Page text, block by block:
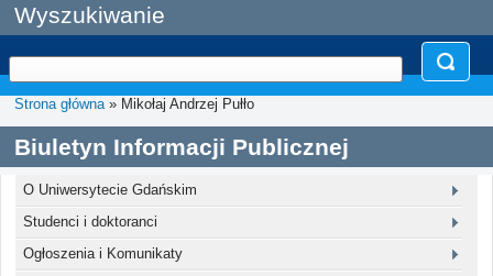
Wyszukiwanie
Strona główna» Mikołaj Andrzej Pułło
Biuletyn Informacji Publicznej
O Uniwersytecie Gdańskim
Studenci i doktoranci
Ogłoszenia i Komunikaty